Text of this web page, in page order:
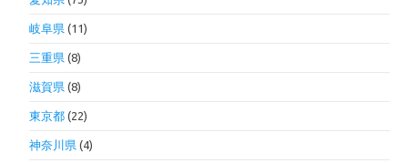
岐阜県 (11)
三重県 (8)
滋賀県 (8)
東京都 (22)
神奈川県 (4)